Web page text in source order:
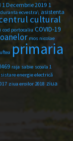
1 Decembrie 2019 1
ecvestra\ asistenta
cultural
cod portocaliu COVID-19
mos nicolae
primaria
raja sabie scoala 1
sistare energie electrică
ziua eroilor 2018 ziua